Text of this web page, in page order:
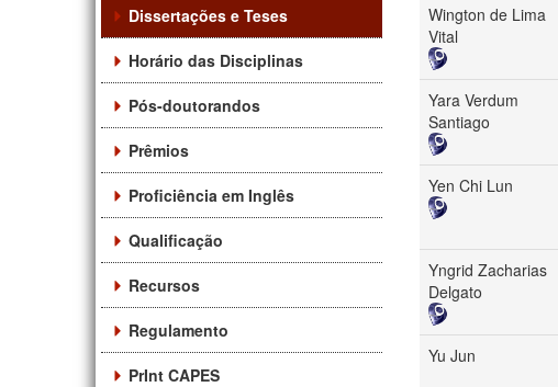
Dissertações e Teses
Horário das Disciplinas
Pós-doutorandos
Prêmios
Proficiência em Inglês
Qualificação
Recursos
Regulamento
PrInt CAPES
Wington de Lima
Vital
Yara Verdum
Santiago
Yen Chi Lun
Yngrid Zacharias
Delgato
Yu Jun